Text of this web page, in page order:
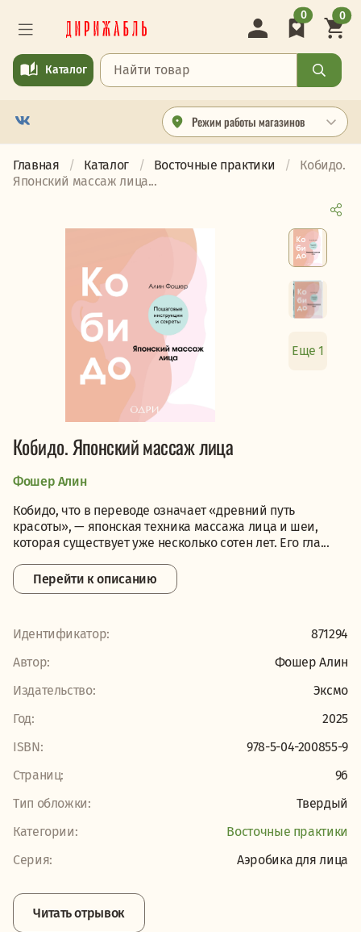
Режим работы магазинов
Каталог
0 0
Главная Каталог Восточные практики
Кобидо.
Японский массаж лица...
Еще 1
Кобидо. Японский массаж лица
Фошер Алин
Кобидо, что в переводе означает «древний путь
красоты», — японская техника массажа лица и шеи,
которая существует уже несколько сотен лет. Его гла...
Перейти к описанию
Идентификатор:
871294
Автор:
Фошер Алин
Издательство:
Эксмо
Год:
2025
ISBN:
978-5-04-200855-9
Страниц:
96
Тип обложки:
Твердый
Категории:
Восточные практики
Серия:
Аэробика для лица
Читать отрывок